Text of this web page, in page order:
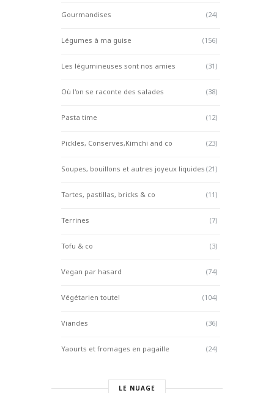
Gourmandises (24)
Légumes à ma guise (156)
Les légumineuses sont nos amies (31)
Où l'on se raconte des salades (38)
Pasta time (12)
Pickles, Conserves,Kimchi and co (23)
Soupes, bouillons et autres joyeux liquides (21)
Tartes, pastillas, bricks & co (11)
Terrines (7)
Tofu & co (3)
Vegan par hasard (74)
Végétarien toute! (104)
Viandes (36)
Yaourts et fromages en pagaille (24)
LE NUAGE